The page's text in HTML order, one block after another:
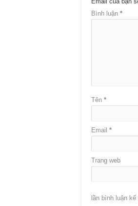
Bình luận *
Tên *
Email *
Trang web
lần bình luận kế